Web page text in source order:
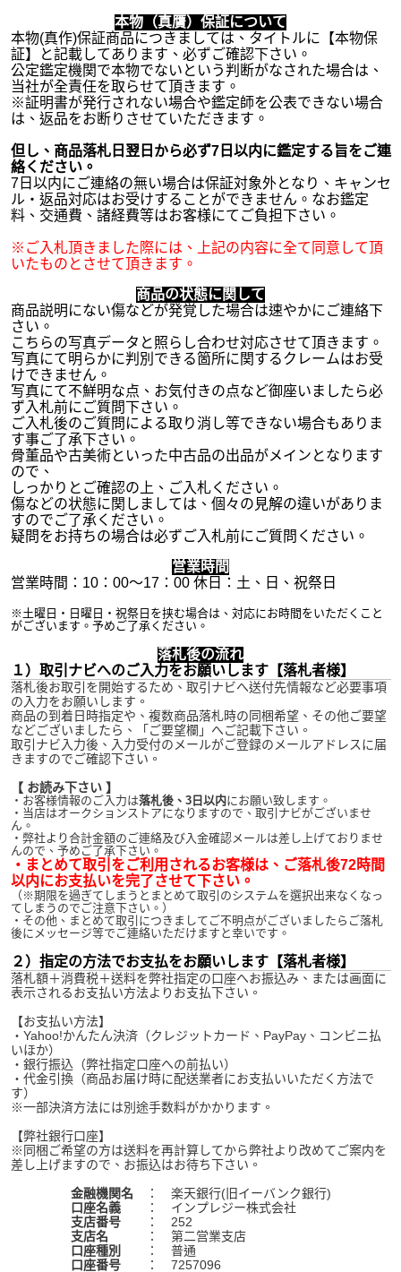
本物（真贋）保証について
本物(真作)保証商品につきましては、タイトルに【本物保
証】と記載してあります、必ずご確認下さい。
公定鑑定機関で本物でないという判断がなされた場合は、
当社が全責任を取らせて頂きます。
※証明書が発行されない場合や鑑定師を公表できない場合
は、返品をお断りさせていただきます。
但し、商品落札日翌日から必ず7日以内に鑑定する旨をご連
絡ください。
7日以内にご連絡の無い場合は保証対象外となり、キャンセ
ル・返品対応はお受けすることができません。なお鑑定
料、交通費、諸経費等はお客様にてご負担下さい。
※ご入札頂きました際には、上記の内容に全て同意して頂
いたものとさせて頂きます。
商品の状態に関して
商品説明にない傷などが発覚した場合は速やかにご連絡下
さい。
こちらの写真データと照らし合わせ対応させて頂きます。
写真にて明らかに判別できる箇所に関するクレームはお受
けできません。
写真にて不鮮明な点、お気付きの点など御座いましたら必
ず入札前にご質問下さい。
ご入札後のご質問による取り消し等できない場合もありま
す事ご了承下さい。
骨董品や古美術といった中古品の出品がメインとなります
ので、
しっかりとご確認の上、ご入札ください。
傷などの状態に関しましては、個々の見解の違いがありま
すのでご了承ください。
疑問をお持ちの場合は必ずご入札前にご質問ください。
営業時間
営業時間：10：00～17：00 休日：土、日、祝祭日
※土曜日・日曜日・祝祭日を挟む場合は、対応にお時間をいただくこと
がございます。予めご了承ください。
落札後の流れ
１）取引ナビへのご入力をお願いします【落札者様】
落札後お取引を開始するため、取引ナビへ送付先情報など必要事項
の入力をお願いします。
商品の到着日時指定や、複数商品落札時の同梱希望、その他ご要望
などございましたら、「ご要望欄」へご記載下さい。
取引ナビ入力後、入力受付のメールがご登録のメールアドレスに届
きますのでご確認下さい。
【 お読み下さい 】
・お客様情報のご入力は落札後、3日以内にお願い致します。
・当店はオークションストアになりますので、取引ナビがございませ
ん。
・弊社より合計金額のご連絡及び入金確認メールは差し上げておりませ
んので、予めご了承下さい。
・まとめて取引をご利用されるお客様は、ご落札後72時間
以内にお支払いを完了させて下さい。
（※期限を過ぎてしまうとまとめて取引のシステムを選択出来なくなっ
てしまうのでご注意下さい。）
・その他、まとめて取引につきましてご不明点がございましたらご落札
後にメッセージ等でご連絡いただけますと幸いです。
２）指定の方法でお支払をお願いします【落札者様】
落札額＋消費税＋送料を弊社指定の口座へお振込み、または画面に
表示されるお支払い方法よりお支払下さい。
【お支払い方法】
・Yahoo!かんたん決済（クレジットカード、PayPay、コンビニ払
いほか）
・銀行振込（弊社指定口座への前払い）
・代金引換（商品お届け時に配送業者にお支払いいただく方法で
す）
※一部決済方法には別途手数料がかかります。
【弊社銀行口座】
※同梱ご希望の方は送料を再計算してから弊社より改めてご案内を
差し上げますので、お振込はお待ち下さい。
金融機関名 ： 楽天銀行(旧イーバンク銀行)
口座名義
： インプレジー株式会社
支店番号
： 252
支店名
： 第二営業支店
口座種別
： 普通
口座番号
： 7257096